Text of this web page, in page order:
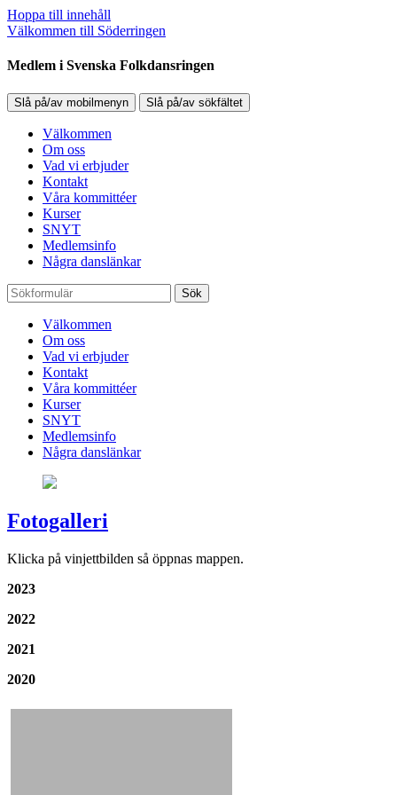
Hoppa till innehåll
Välkommen till Söderringen
Medlem i Svenska Folkdansringen
Slå på/av mobilmenyn Slå på/av sökfältet
Välkommen
Om oss
Vad vi erbjuder
Kontakt
Våra kommittéer
Kurser
SNYT
Medlemsinfo
Några danslänkar
Sök
Välkommen
Om oss
Vad vi erbjuder
Kontakt
Våra kommittéer
Kurser
SNYT
Medlemsinfo
Några danslänkar
Fotogalleri
Klicka på vinjettbilden så öppnas mappen.
2023
2022
2021
2020